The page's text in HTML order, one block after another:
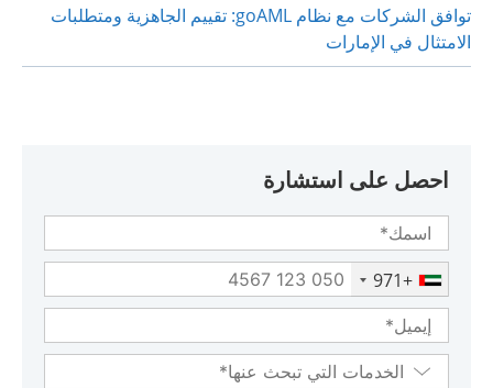
توافق الشركات مع نظام goAML: تقييم الجاهزية ومتطلبات
الامتثال في الإمارات
احصل على استشارة
+971